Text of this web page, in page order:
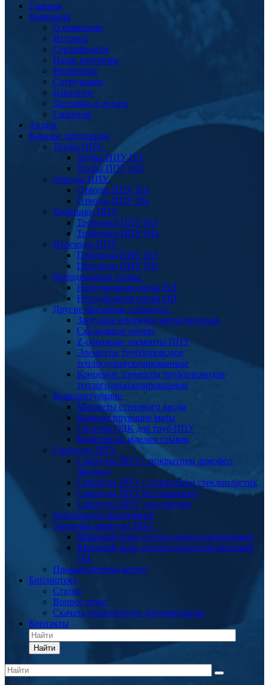
Главная
Компания
О компании
История
Сертификаты
Наши партнеры
Реквизиты
Сотрудники
Вакансии
Доставка и оплата
Гарантия
Акции
Каталог продукции
Трубы ППУ
Трубы ППУ ПЭ
Трубы ППУ ОЦ
Отводы ППУ
Отводы ППУ ПЭ
Отводы ППУ ОЦ
Тройники ППУ
Тройники ППУ ПЭ
Тройники ППУ ОЦ
Переходы ППУ
Переходы ППУ ПЭ
Переходы ППУ ОЦ
Неподвижные опоры
Неподвижная опора ПЭ
Неподвижная опора ОЦ
Другие фасонные элементы
Заглушка изоляции металлическая
Скользящие опоры
Z-образные элементы ППУ
Элементы трубопроводов
теплогидроизолированные
Концевые элементы трубопроводов
теплогидроизолированные
Комплектующие
Манжеты стенового ввода
Компенсирующие маты
Система ОДК для труб ППУ
Комплекты заделки стыков
Скорлупа ППУ
Скорлупа ППУ с покрытием армофол
(фольга)
Скорлупа ППУ с покрытием стеклопластик
Скорлупа ППУ без покрытия
Скорлупа ППУ для отводов
Пенопакеты монтажные
Запорная арматура ППУ
Шаровый кран теплогидроизолированный
Шаровый кран теплогидроизолированный
ОЦ
Промышленные котлы
Библиотека
Статьи
Вопрос ответ
Скачать техническую документацию
Контакты
Найти